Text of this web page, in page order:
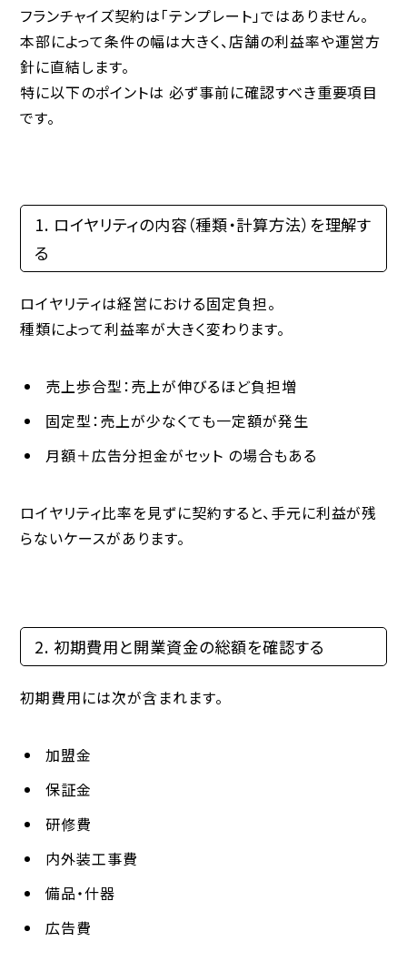
フランチャイズ契約は「テンプレート」ではありません。
本部によって条件の幅は大きく、店舗の利益率や運営方
針に直結します。
特に以下のポイントは 必ず事前に確認すべき重要項目
です。
1. ロイヤリティの内容（種類・計算方法）を理解す
る
ロイヤリティは経営における固定負担。
種類によって利益率が大きく変わります。
売上歩合型：売上が伸びるほど負担増
固定型：売上が少なくても一定額が発生
月額＋広告分担金がセット の場合もある
ロイヤリティ比率を見ずに契約すると、手元に利益が残
らないケースがあります。
2. 初期費用と開業資金の総額を確認する
初期費用には次が含まれます。
加盟金
保証金
研修費
内外装工事費
備品・什器
広告費